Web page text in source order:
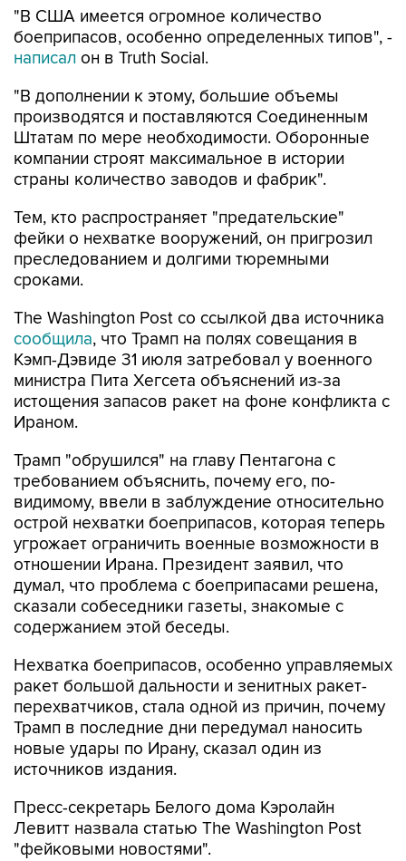
"В США имеется огромное количество
боеприпасов, особенно определенных типов", -
написал он в Truth Social.
"В дополнении к этому, большие объемы
производятся и поставляются Соединенным
Штатам по мере необходимости. Оборонные
компании строят максимальное в истории
страны количество заводов и фабрик".
Тем, кто распространяет "предательские"
фейки о нехватке вооружений, он пригрозил
преследованием и долгими тюремными
сроками.
The Washington Post со ссылкой два источника
сообщила, что Трамп на полях совещания в
Кэмп-Дэвиде 31 июля затребовал у военного
министра Пита Хегсета объяснений из-за
истощения запасов ракет на фоне конфликта с
Ираном.
Трамп "обрушился" на главу Пентагона с
требованием объяснить, почему его, по-
видимому, ввели в заблуждение относительно
острой нехватки боеприпасов, которая теперь
угрожает ограничить военные возможности в
отношении Ирана. Президент заявил, что
думал, что проблема с боеприпасами решена,
сказали собеседники газеты, знакомые с
содержанием этой беседы.
Нехватка боеприпасов, особенно управляемых
ракет большой дальности и зенитных ракет-
перехватчиков, стала одной из причин, почему
Трамп в последние дни передумал наносить
новые удары по Ирану, сказал один из
источников издания.
Пресс-секретарь Белого дома Кэролайн
Левитт назвала статью The Washington Post
"фейковыми новостями".